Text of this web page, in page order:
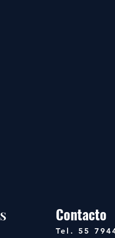
Contacto
Tel. 55